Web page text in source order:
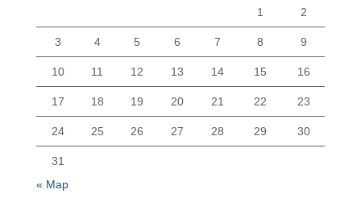
1 2
3 4 5 6 7 8 9
10 11 12 13 14 15 16
17 18 19 20 21 22 23
24 25 26 27 28 29 30
31
« Мар